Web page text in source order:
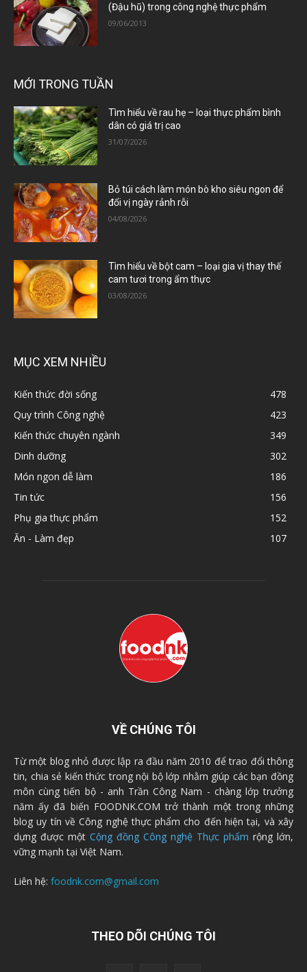
(Đậu hũ) trong công nghệ thực phẩm
09/06/2013
MỚI TRONG TUẦN
Tìm hiểu về rau hẹ – loại thực phẩm bình
dân có giá trị cao
31/07/2026
Bỏ túi cách làm món bò kho siêu ngon để
đổi vị ngày rảnh rỗi
04/08/2026
Tìm hiểu về bột cam – loại gia vị thay thế
cam tươi trong ẩm thực
03/08/2026
MỤC XEM NHIỀU
Kiến thức đời sống
478
Quy trình Công nghệ
423
Kiến thức chuyên ngành
349
Dinh dưỡng
302
Món ngon dễ làm
186
Tin tức
156
Phụ gia thực phẩm
152
Ăn - Làm đẹp
107
VỀ CHÚNG TÔI
Từ một blog nhỏ được lập ra đầu năm 2010 để trao đổi thông
tin, chia sẻ kiến thức trong nội bộ lớp nhằm giúp các bạn đồng
môn cùng tiến bộ - anh Trần Công Nam - chàng lớp trưởng
năm ấy đã biến FOODNK.COM trở thành một trong những
blog uy tín về Công nghệ thực phẩm cho đến hiện tại, và xây
dựng được một Cộng đồng Công nghệ Thực phẩm rộng lớn,
vững mạnh tại Việt Nam.
Liên hệ: foodnk.com@gmail.com
THEO DÕI CHÚNG TÔI